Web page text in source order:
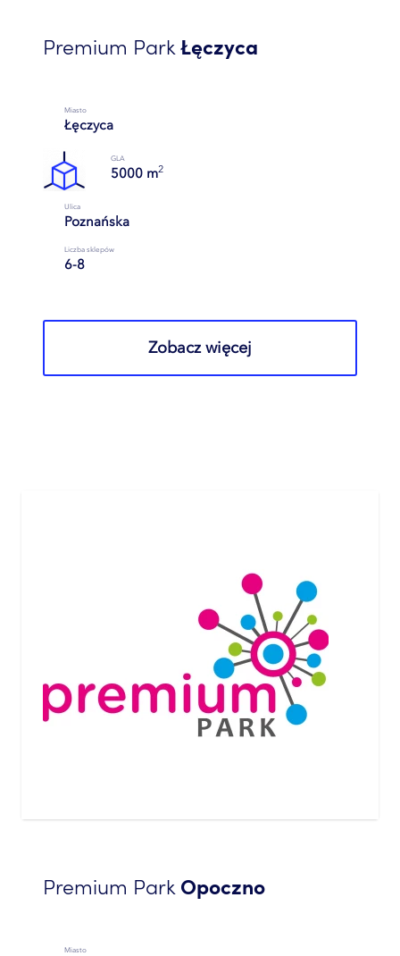
Premium Park Łęczyca
Miasto
Łęczyca
GLA
5000 m2
Ulica
Poznańska
Liczba sklepów
6-8
Zobacz więcej
Premium Park Opoczno
Miasto